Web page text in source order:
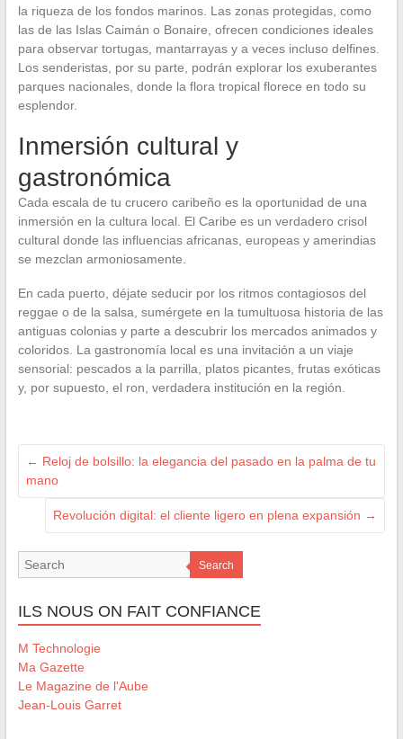
la riqueza de los fondos marinos. Las zonas protegidas, como
las de las Islas Caimán o Bonaire, ofrecen condiciones ideales
para observar tortugas, mantarrayas y a veces incluso delfines.
Los senderistas, por su parte, podrán explorar los exuberantes
parques nacionales, donde la flora tropical florece en todo su
esplendor.
Inmersión cultural y
gastronómica
Cada escala de tu crucero caribeño es la oportunidad de una
inmersión en la cultura local. El Caribe es un verdadero crisol
cultural donde las influencias africanas, europeas y amerindias
se mezclan armoniosamente.
En cada puerto, déjate seducir por los ritmos contagiosos del
reggae o de la salsa, sumérgete en la tumultuosa historia de las
antiguas colonias y parte a descubrir los mercados animados y
coloridos. La gastronomía local es una invitación a un viaje
sensorial: pescados a la parrilla, platos picantes, frutas exóticas
y, por supuesto, el ron, verdadera institución en la región.
← Reloj de bolsillo: la elegancia del pasado en la palma de tu
mano
Revolución digital: el cliente ligero en plena expansión →
Search
ILS NOUS ON FAIT CONFIANCE
M Technologie
Ma Gazette
Le Magazine de l'Aube
Jean-Louis Garret